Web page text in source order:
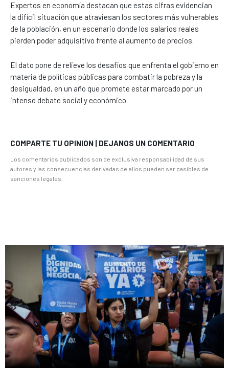
Expertos en economía destacan que estas cifras evidencian
la difícil situación que atraviesan los sectores más vulnerables
de la población, en un escenario donde los salarios reales
pierden poder adquisitivo frente al aumento de precios.
El dato pone de relieve los desafíos que enfrenta el gobierno en
materia de políticas públicas para combatir la pobreza y la
desigualdad, en un año que promete estar marcado por un
intenso debate social y económico.
COMPARTE TU OPINION | DEJANOS UN COMENTARIO
Los comentarios publicados son de exclusiva responsabilidad de sus
autores y las consecuencias derivadas de ellos pueden ser pasibles de
sanciones legales.